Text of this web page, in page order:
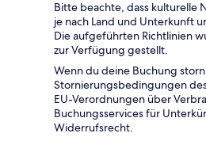
Bitte beachte, dass kulturelle
je nach Land und Unterkunft
Die aufgeführten Richtlinien
zur Verfügung gestellt.
Wenn du deine Buchung
Stornierungsbedingungen
EU-Verordnungen über
Buchungsservices für
Widerrufsrecht.